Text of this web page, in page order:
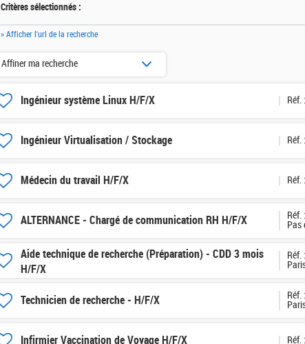
Critères sélectionnés :
» Afficher l'url de la recherche
Ingénieur système Linux H/F/X Réf.
Ingénieur Virtualisation / Stockage Réf.
Médecin du travail H/F/X Réf.
ALTERNANCE - Chargé de communication RH H/F/X Réf.
Pas
Aide technique de recherche (Préparation) - CDD 3 mois
H/F/X
Réf.
Technicien de recherche - H/F/X Réf.
Infirmier Vaccination de Voyage H/F/X Réf.
Affiner ma recherche